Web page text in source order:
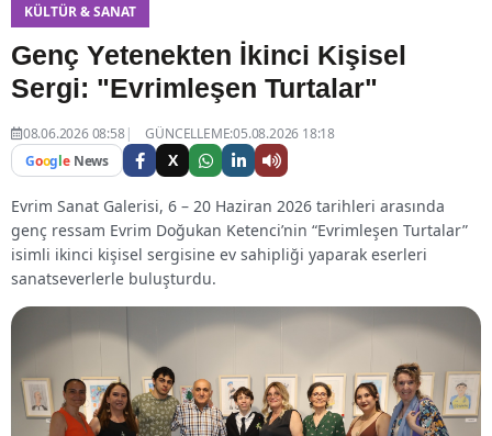
KÜLTÜR & SANAT
Genç Yetenekten İkinci Kişisel
Sergi: "Evrimleşen Turtalar"
08.06.2026 08:58
GÜNCELLEME:05.08.2026 18:18
Google News X
Evrim Sanat Galerisi, 6 – 20 Haziran 2026 tarihleri arasında
genç ressam Evrim Doğukan Ketenci’nin “Evrimleşen Turtalar”
isimli ikinci kişisel sergisine ev sahipliği yaparak eserleri
sanatseverlerle buluşturdu.